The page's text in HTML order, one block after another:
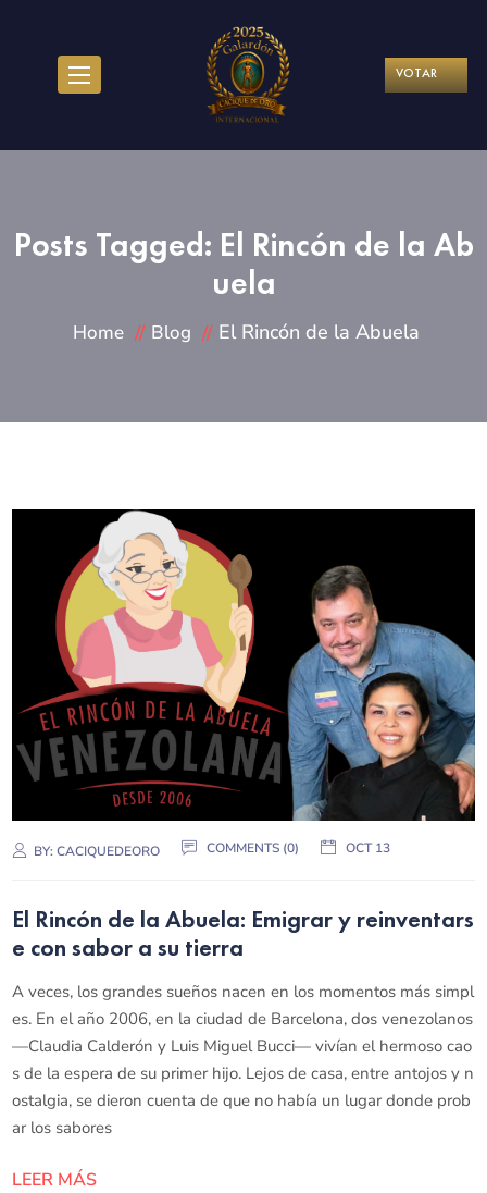
VOTAR
Posts Tagged: El Rincón de la Ab
uela
Home Blog El Rincón de la Abuela
BY:CACIQUEDEORO COMMENTS (0) OCT 13
El Rincón de la Abuela: Emigrar y reinventars
e con sabor a su tierra
A veces, los grandes sueños nacen en los momentos más simpl
es. En el año 2006, en la ciudad de Barcelona, dos venezolanos
—Claudia Calderón y Luis Miguel Bucci— vivían el hermoso cao
s de la espera de su primer hijo. Lejos de casa, entre antojos y n
ostalgia, se dieron cuenta de que no había un lugar donde prob
ar los sabores
LEER MÁS